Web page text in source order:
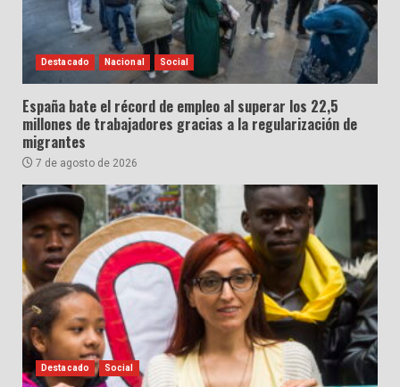
Destacado Nacional Social
España bate el récord de empleo al superar los 22,5
millones de trabajadores gracias a la regularización de
migrantes
7 de agosto de 2026
Destacado Social